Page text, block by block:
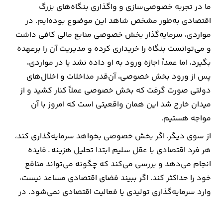
ما در تجربه خصوصی‌سازی و واگذاری بنگاه‌های بزرگ
اقتصادی به‌طور مشخص شاهد این موضوع بوده‌ایم. در
مواردی، سرمایه‌گذار بخش خصوصی منابع مالی کافی داشت
و می‌توانست بنگاه را خریداری کرده و مدیریت آن را برعهده
بگیرد، اما عمداً اجازه ورود به او داده نشد یا در مواردی،
پس از ورود بخش خصوصی، آن‌قدر مداخلات و اخلال‌های
دولتی صورت گرفت که بخش خصوصی عملاً کنار کشید و از
میدان خارج شد این همان واقعیتی است که امروز با آن
مواجه هستیم.
از سوی دیگر، اگر بخش خصوصی بخواهد سرمایه‌گذاری کند،
هر فرد اقتصادی با عقل سلیم ابتدا تحلیل هزینه ـ فایده
انجام می‌دهد و بررسی می‌کند که چگونه می‌تواند منافع
خود را حداکثر کند. اگر ببیند فضای اقتصادی مساعد نیست،
وارد سرمایه‌گذاری تولیدی یا فعالیت اقتصادی نمی‌شود. در